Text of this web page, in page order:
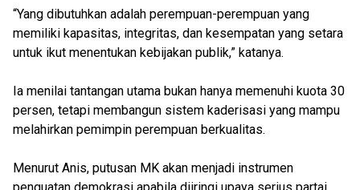
“Yang dibutuhkan adalah perempuan-perempuan yang
memiliki kapasitas, integritas, dan kesempatan yang setara
untuk ikut menentukan kebijakan publik,” katanya.
Ia menilai tantangan utama bukan hanya memenuhi kuota 30
persen, tetapi membangun sistem kaderisasi yang mampu
melahirkan pemimpin perempuan berkualitas.
Menurut Anis, putusan MK akan menjadi instrumen